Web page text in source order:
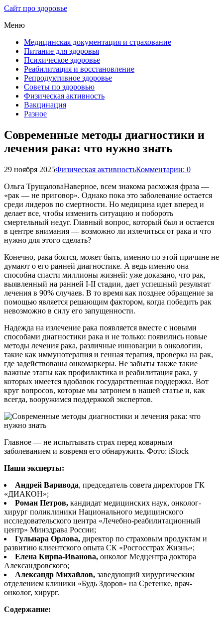
Сайт про здоровье
Меню
Медицинская документация и страхование
Питание для здоровья
Психическое здоровье
Реабилитация и восстановление
Репродуктивное здоровье
Советы по здоровью
Физическая активность
Вакцинация
Разное
Современные методы диагностики и
лечения рака: что нужно знать
29 ноября 2025Физическая активностьКомментарии: 0
Ольга ТрущаловаНаверное, всем знакома расхожая фраза —
«рак — не приговор». Однако пока это заболевание остается
среди лидеров по смертности. Но медицина идет вперед и
делает все, чтобы изменить ситуацию и побороть
смертельный недуг. Главный вопрос, который был и остается
в центре внимания — возможно ли излечиться от рака и что
нужно для этого сделать?
Конечно, рака боятся, может быть, именно по этой причине не
думают о его ранней диагностике. А ведь именно она
способна спасти миллионы жизней: уже доказано, что рак,
выявленный на ранней I-II стадии, дает успешный результат
лечения в 90% случаев. В то время как позднее обращение за
помощью является решающим фактором, когда победить рак
невозможно в силу его запущенности.
Надежда на излечение рака появляется вместе с новыми
способами диагностики рака и не только: появились новые
методы лечения рака, различные инновации в онкологии,
такие как иммунотерапия и генная терапия, проверка на рак,
где задействованы онкомаркеры. Не забыты также такие
важные этапы как профилактика и реабилитация рака, у
которых имеется вдобавок государственная поддержка. Вот
круг вопросов, которые мы затронем в нашей статье и, как
всегда, вооружимся поддержкой экспертов.
Главное — не испытывать страх перед коварным
заболеванием и вовремя его обнаружить. Фото: iStock
Наши эксперты:
Андрей Варивода, председатель совета директоров ГК
«ДИАКОН»;
Роман Петров, кандидат медицинских наук, онколог-
хирург поликлиники Национального медицинского
исследовательского центра «Лечебно-реабилитационный
центр» Минздрава России;
Гульнара Орлова, директор по страховым продуктам и
развитию клиентского опыта СК «Росгосстрах Жизнь»;
Елена Кирпа-Иванова, онколог Медцентра доктора
Александровского;
Александр Михайлов, заведующий хирургическим
отделением клиники «Будь Здоров» на Сретенке, врач-
онколог, хирург.
Содержание: